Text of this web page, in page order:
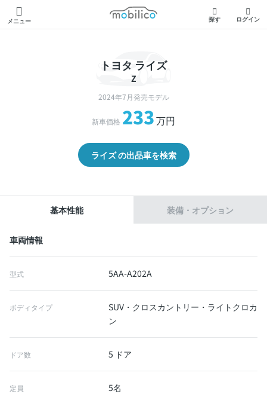
メニュー
モビリコ
探す ログイン
トヨタ ライズ
Z
2024年7月発売モデル
新車価格 233万円
ライズ の出品車を検索
基本性能 装備・オプション
車両情報
型式 5AA-A202A
ボディタイプ
SUV・クロスカントリー・ライトクロカ
ン
ドア数 5 ドア
定員 5名